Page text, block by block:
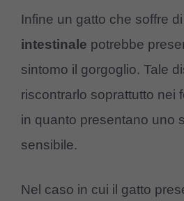
Infine un gatto che soffre di
intestinale potrebbe
sintomo il gorgoglio. Tale
riscontrarlo soprattutto nei
in quanto presentano uno
sensibile.
Nel caso in cui il gatto